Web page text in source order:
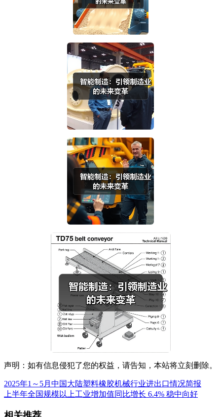
声明：如有信息侵犯了您的权益，请告知，本站将立刻删除。
2025年1～5月中国大陆塑料橡胶机械行业进出口情况简报
上半年全国规模以上工业增加值同比增长 6.4% 稳中向好